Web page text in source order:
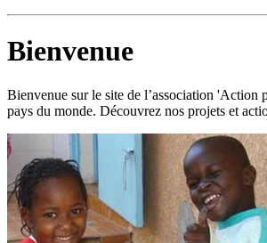
Bienvenue
Bienvenue sur le site de l’association
pays du monde. Découvrez nos projets et